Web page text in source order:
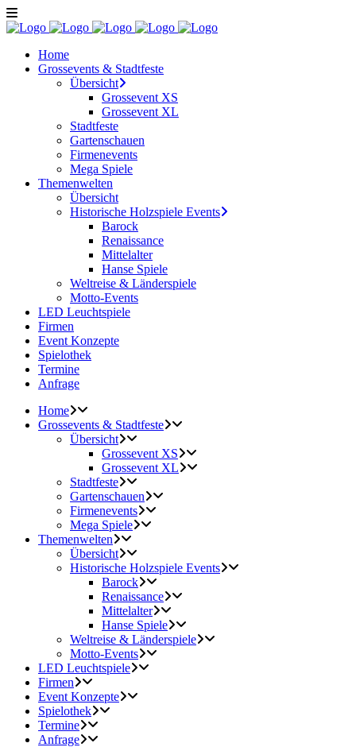
Home
Grossevents & Stadtfeste
Übersicht
Grossevent XS
Grossevent XL
Stadtfeste
Gartenschauen
Firmenevents
Mega Spiele
Themenwelten
Übersicht
Historische Holzspiele Events
Barock
Renaissance
Mittelalter
Hanse Spiele
Weltreise & Länderspiele
Motto-Events
LED Leuchtspiele
Firmen
Event Konzepte
Spielothek
Termine
Anfrage
Home
Grossevents & Stadtfeste
Übersicht
Grossevent XS
Grossevent XL
Stadtfeste
Gartenschauen
Firmenevents
Mega Spiele
Themenwelten
Übersicht
Historische Holzspiele Events
Barock
Renaissance
Mittelalter
Hanse Spiele
Weltreise & Länderspiele
Motto-Events
LED Leuchtspiele
Firmen
Event Konzepte
Spielothek
Termine
Anfrage